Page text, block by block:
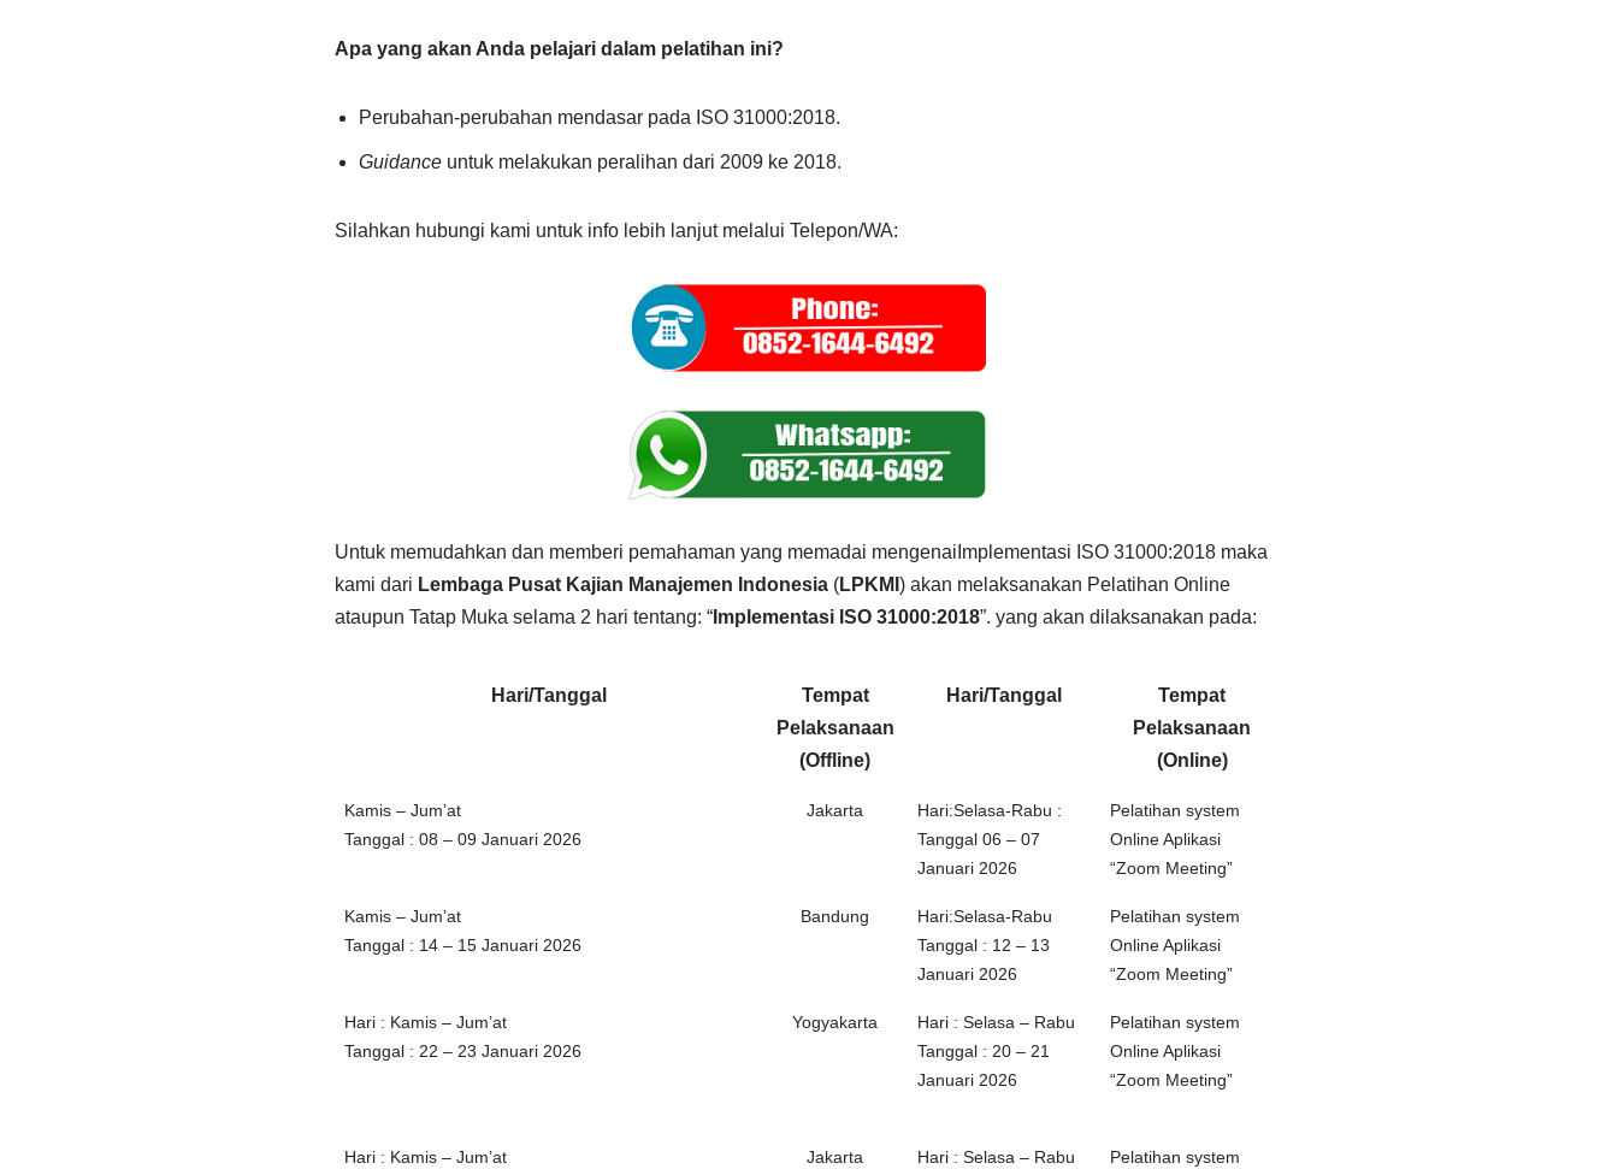
Apa yang akan Anda pelajari dalam pelatihan ini?
Perubahan-perubahan mendasar pada ISO 31000:2018.
Guidanceuntuk melakukan peralihan dari 2009 ke 2018.
Silahkan hubungi kami untuk info lebih lanjut melalui Telepon/WA:
Untuk memudahkan dan memberi pemahaman yang memadai mengenaiImplementasi ISO 31000:2018 maka
kami dari Lembaga Pusat Kajian Manajemen Indonesia(LPKMI ) akan melaksanakan Pelatihan Online
ataupun Tatap Muka selama 2 hari tentang: “Implementasi ISO 31000:2018”. yang akan dilaksanakan pada:
Hari/Tanggal
Tempat
Pelaksanaan
(Offline)
Hari/Tanggal
Tempat
Pelaksanaan
(Online)
Kamis – Jum’at
Tanggal : 08 – 09 Januari 2026
Jakarta
Hari:Selasa-Rabu :
Tanggal 06 – 07
Januari 2026
Pelatihan system
Online Aplikasi
“Zoom Meeting”
Kamis – Jum’at
Tanggal : 14 – 15 Januari 2026
Bandung
Hari:Selasa-Rabu
Tanggal : 12 – 13
Januari 2026
Pelatihan system
Online Aplikasi
“Zoom Meeting”
Hari : Kamis – Jum’at
Tanggal : 22 – 23 Januari 2026
Yogyakarta
Hari : Selasa – Rabu
Tanggal : 20 – 21
Januari 2026
Pelatihan system
Online Aplikasi
“Zoom Meeting”
Hari : Kamis – Jum’at
Jakarta
Hari : Selasa – Rabu
Pelatihan system